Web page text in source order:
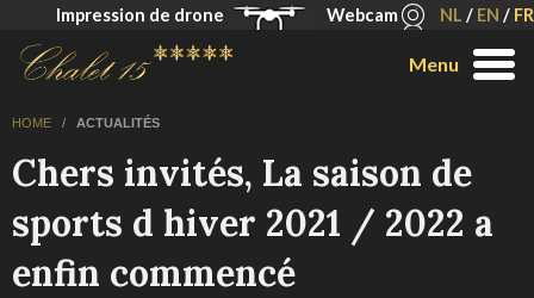
Impression de drone Webcam NL / EN / FR
Menu
HOME / ACTUALITÉS
Chers invités, La saison de
sports d hiver 2021 / 2022 a
enfin commencé